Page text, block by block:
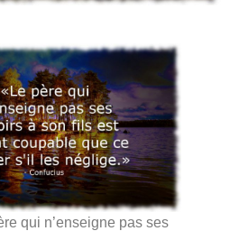
qui n’enseigne pas ses